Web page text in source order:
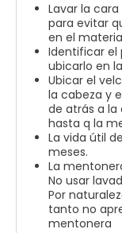
Lavar la
para evitar
en el
Identificar el
ubicarlo en
Ubicar el
la cabeza y
de atrás a la
hasta q la
La vida útil
meses.
La
No usar
Por
tanto no
mentonera